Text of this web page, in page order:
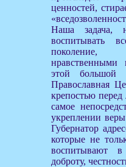
ценностей,
Наша задача,
воспитывать
поколение,
этой большой
Православная
крепостью
самое
укреплении
Губернатор
которые не
воспитывают в
доброту,